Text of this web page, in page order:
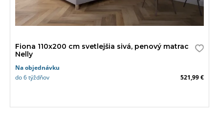
Fiona 110x200 cm svetlejšia sivá, penový matrac
Nelly
Na objednávku
do 6 týždňov
521,99 €